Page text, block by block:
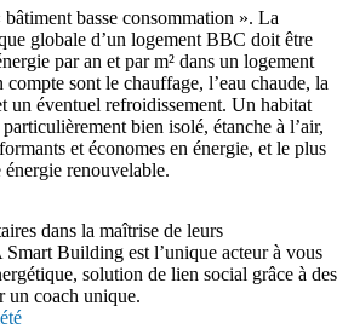
basse consommation ». La
globale d’un logement BBC doit être
par an et par m² dans un logement
compte sont le chauffage, l’eau chaude, la
un éventuel refroidissement. Un habitat
bien isolé, étanche à l’air,
et économes en énergie, et le plus
renouvelable.
dans la maîtrise de leurs
Building est l’unique acteur à vous
solution de lien social grâce à des
un coach unique.